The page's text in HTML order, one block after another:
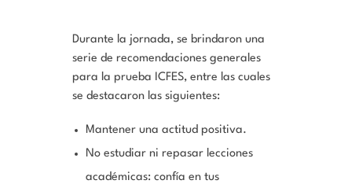
Durante la jornada, se brindaron una
serie de recomendaciones generales
para la prueba ICFES, entre las cuales
se destacaron las siguientes:
Mantener una actitud positiva.
No estudiar ni repasar lecciones
académicas: confía en tus